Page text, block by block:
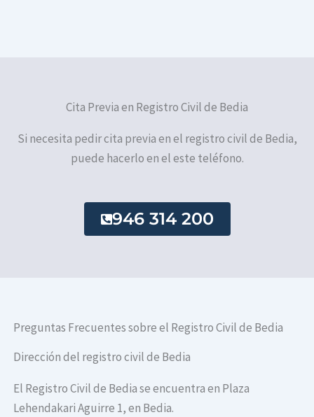
Cita Previa en Registro Civil de Bedia
Si necesita pedir cita previa en el registro civil de Bedia,
puede hacerlo en el este teléfono.
946 314 200
Preguntas Frecuentes sobre el Registro Civil de Bedia
Dirección del registro civil de Bedia
El Registro Civil de Bedia se encuentra en Plaza
Lehendakari Aguirre 1, en Bedia.